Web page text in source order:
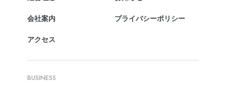
会社案内
アクセス
プライバシーポリシー
BUSINESS